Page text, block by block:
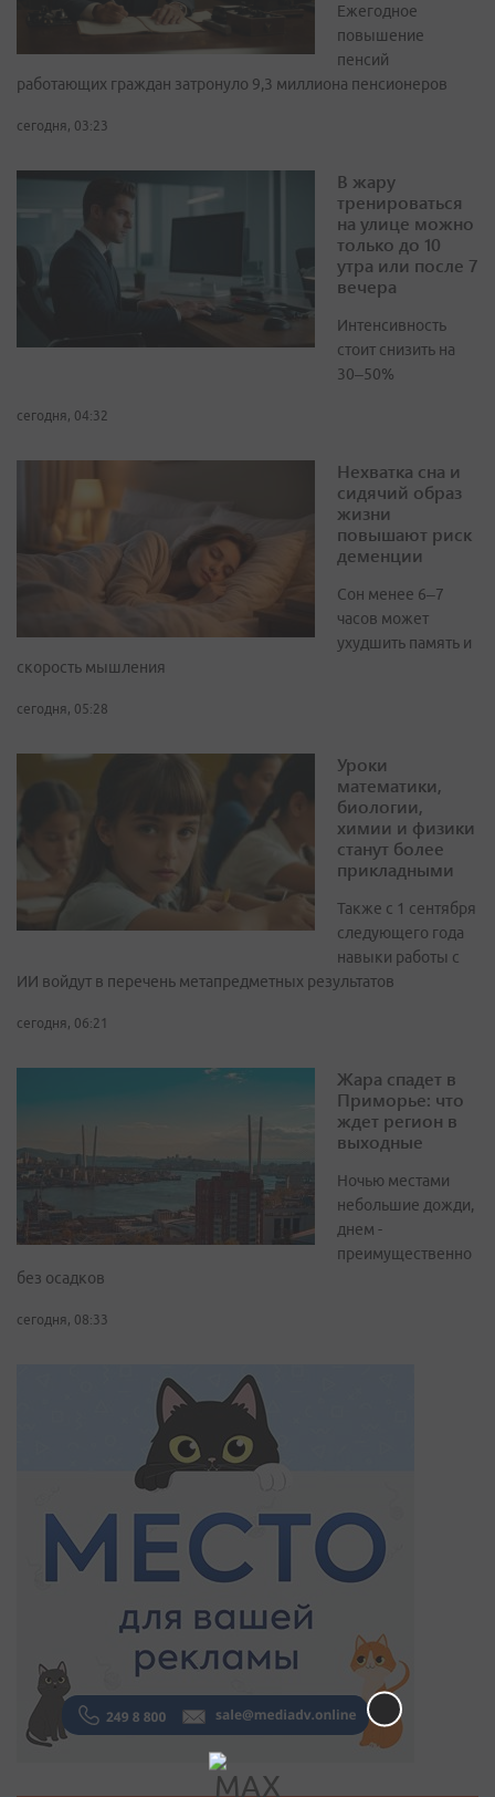
Ежегодное
повышение
пенсий
работающих граждан затронуло 9,3 миллиона пенсионеров
сегодня, 03:23
В жару
тренироваться
на улице можно
только до 10
утра или после 7
вечера
Интенсивность
стоит снизить на
30–50%
сегодня, 04:32
Нехватка сна и
сидячий образ
жизни
повышают риск
деменции
Сон менее 6–7
часов может
ухудшить память и
скорость мышления
сегодня, 05:28
Уроки
математики,
биологии,
химии и физики
станут более
прикладными
Также с 1 сентября
следующего года
навыки работы с
ИИ войдут в перечень метапредметных результатов
сегодня, 06:21
Жара спадет в
Приморье: что
ждет регион в
выходные
Ночью местами
небольшие дожди,
днем -
преимущественно
без осадков
сегодня, 08:33